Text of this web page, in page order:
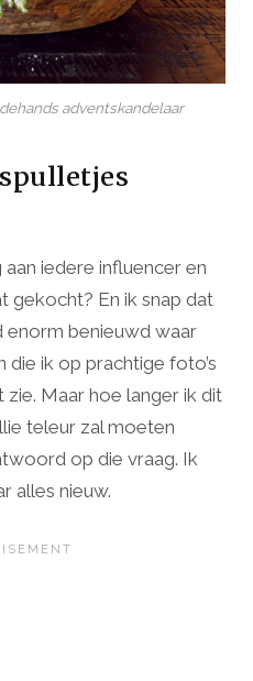
adventskandelaar
iedere influencer en
gekocht? En ik snap dat
benieuwd waar
ik op prachtige foto’s
Maar hoe langer ik dit
teleur zal moeten
op die vraag. Ik
alles nieuw.